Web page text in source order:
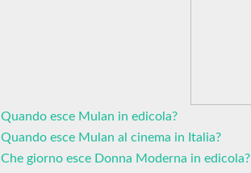
Quando esce Mulan in edicola?
Quando esce Mulan al cinema in Italia?
Che giorno esce Donna Moderna in edicola?